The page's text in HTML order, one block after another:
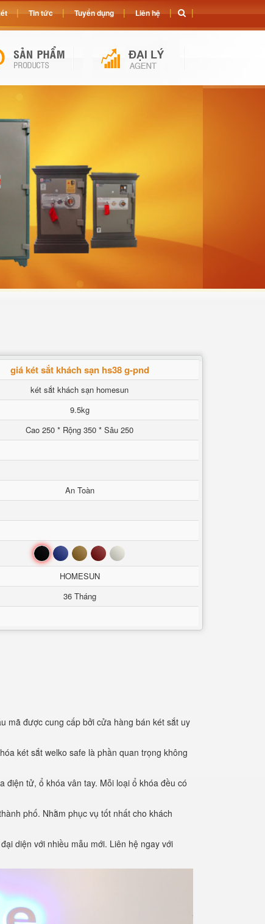
giá két sắt khách sạn hs38 g-pnd
két sắt khách sạn homesun
9.5kg
Cao 250 * Rộng 350 * Sâu 250
An Toàn
Đen Xanh Nâu Đỏ Trắng
HOMESUN
36 Tháng
mã được cung cấp bởi cửa hàng bán két sắt uy
két sắt welko safe là phần quan trọng không
điện tử, ổ khóa vân tay. Mỗi loại ổ khóa đều có
phố. Nhằm phục vụ tốt nhất cho khách
diện với nhiều mẫu mới. Liên hệ ngay với
Tin tức Tuyển dụng Liên hệ